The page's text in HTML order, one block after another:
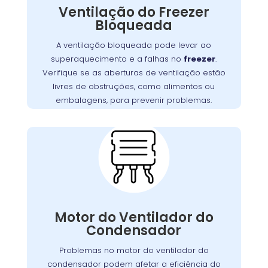
Ventilação do Freezer
Bloqueada
A ventilação bloqueada pode levar ao
superaquecimento e a falhas no freezer.
Verifique se as aberturas de ventilação estão
livres de obstruções, como alimentos ou
embalagens, para prevenir problemas.
do motor e falhas no sistema de refrigeração
.
Garanta que as aberturas de
alimentos ou embalagens
. Manter uma boa
ventilação é essencial para assegurar a
eficiência e a longevidade do
freezer
prevenindo custos extras com reparos.
Motor do Ventilador do
Condensador
Problemas no motor do ventilador do
condensador podem afetar a eficiência do
Problemas com o
Motor do Ventilador do
Condensador:
O motor do ventilador do condensador
do calor gerado pelo
freezer
.
Se o ventilador
não operar corretamente, o freezer pode ter